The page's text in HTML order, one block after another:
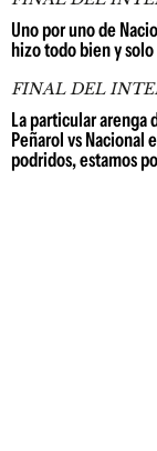
Uno por uno de
hizo todo bien y
FINAL DEL
La particular arenga
Peñarol vs Nacional
podridos, estamos